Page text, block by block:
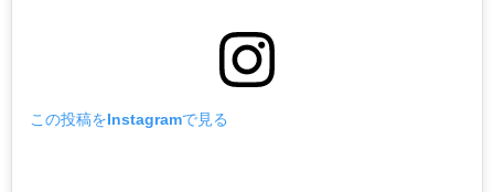
この投稿をInstagramで見る